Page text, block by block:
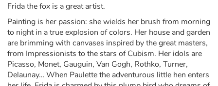
Travel, epic, investigation, adventure
Around the world
Learning
Frida the fox is a great artist.
Painting is her passion: she wields her brush from morning
to night in a true explosion of colors. Her house and garden
are brimming with canvases inspired by the great masters,
from Impressionists to the stars of Cubism. Her idols are
Picasso, Monet, Gauguin, Van Gogh, Rothko, Turner,
Delaunay… When Paulette the adventurous little hen enters